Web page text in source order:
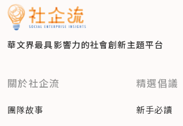
華文界最具影響力的社會創新主題平台
關於社企流
團隊故事
精選倡議
新手必讀